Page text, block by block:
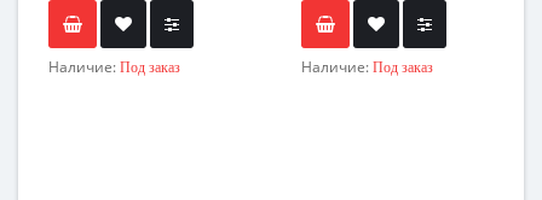
Наличие: Под заказ Наличие: Под заказ